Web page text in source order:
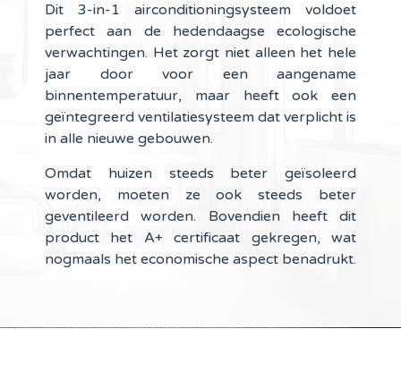
Dit 3-in-1 airconditioningsysteem voldoet
perfect aan de hedendaagse ecologische
verwachtingen. Het zorgt niet alleen het hele
jaar door voor een aangename
binnentemperatuur, maar heeft ook een
geïntegreerd ventilatiesysteem dat verplicht is
in alle nieuwe gebouwen.
Omdat huizen steeds beter geïsoleerd
worden, moeten ze ook steeds beter
geventileerd worden. Bovendien heeft dit
product het A+ certificaat gekregen, wat
nogmaals het economische aspect benadrukt.